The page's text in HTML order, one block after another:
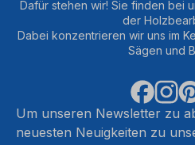
Dafür stehen wir! Sie finden bei
der
Dabei konzentrieren wir uns im
Sägen und
Um unseren Newsletter zu
neuesten Neuigkeiten zu